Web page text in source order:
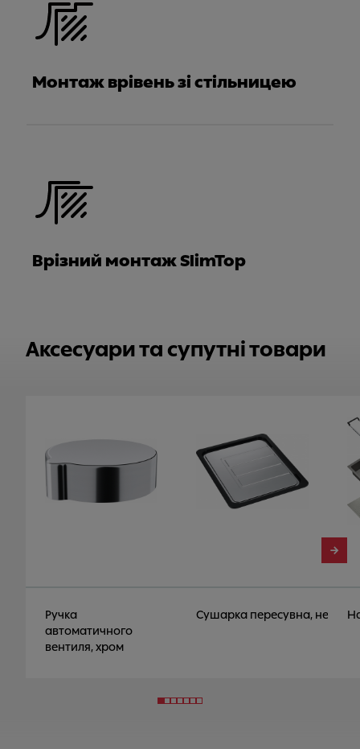
Монтаж врівень зі стільницею
Врізний монтаж SlimTop
Аксесуари та супутні товари
Ручка
автоматичного
вентиля, хром
Сушарка пересувна, нерж.